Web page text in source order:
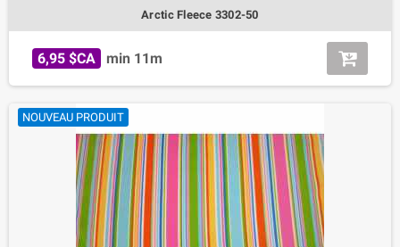
Arctic Fleece 3302-50
6,95 $CA min 11m
NOUVEAU PRODUIT